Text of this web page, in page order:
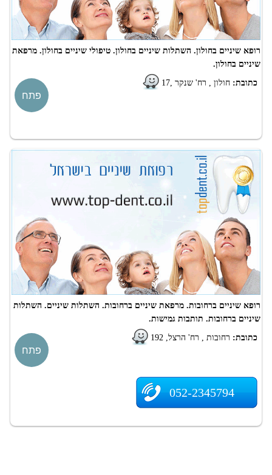
רופא שיניים בחולון. השתלות שיניים בחולון. טיפולי שיניים בחולון. מרפאת
שיניים בחולון.
כתובת: חולון , רח' שנקר ,17
פתח
רופא שיניים ברחובות. מרפאת שיניים ברחובות. השתלות שיניים. השתלות
שיניים ברחובות. תותבות גמישות.
כתובת: רחובות , רח' הרצל, 192
052-2345794
פתח